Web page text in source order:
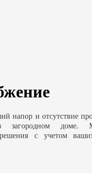
напор и отсутствие
загородном доме.
с учетом